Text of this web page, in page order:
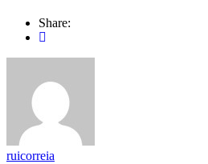
Share:
ruicorreia